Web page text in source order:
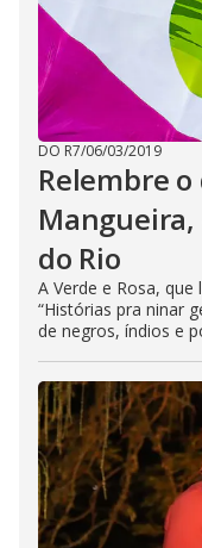
DO R7/06/03/2019
Relembre
Mangueira,
do Rio
A Verde e Rosa,
“Histórias pra ninar
de negros, índios e